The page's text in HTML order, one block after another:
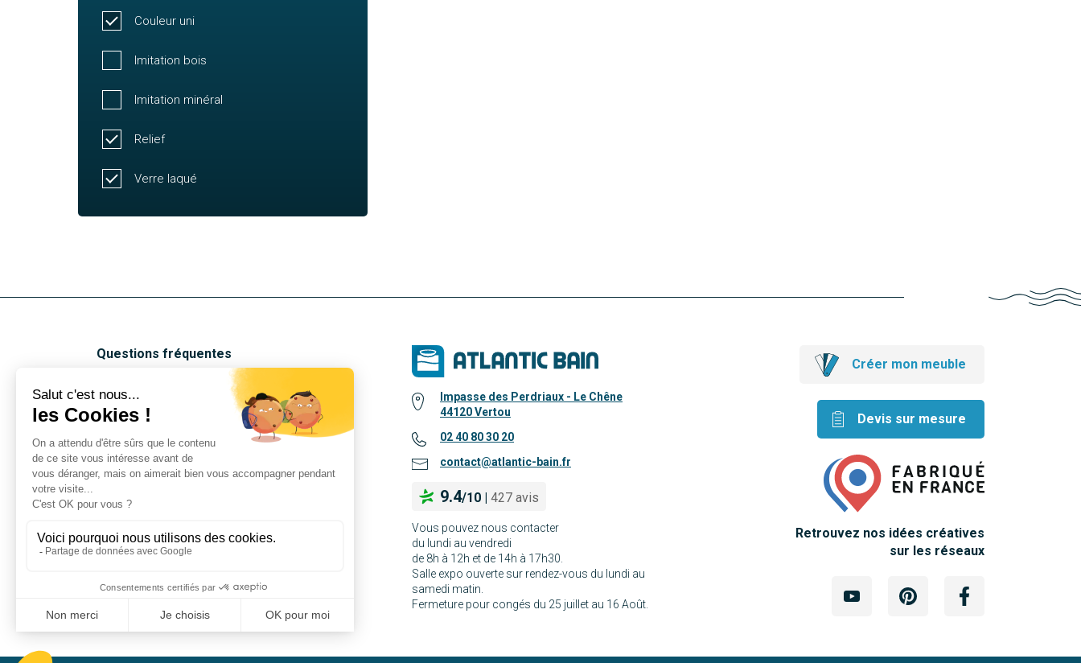
Couleur uni
Imitation bois
Imitation minéral
Relief
Verre laqué
Questions fréquentes
Notre savoir-faire
Nos matières et finitions
Nos réalisations
Notre Boutique
Nous contacter
Impasse des Perdriaux - Le Chêne
44120 Vertou
02 40 80 30 20
contact@atlantic-bain.fr
9.4/10 427 avis
Vous pouvez nous contacter
du lundi au vendredi
de 8h à 12h et de 14h à 17h30.
Salle expo ouverte sur rendez-vous du lundi au
samedi matin.
Fermeture pour congés du 25 juillet au 16 Août.
Créer mon meuble
Devis sur mesure
Retrouvez nos idées créatives
sur les réseaux